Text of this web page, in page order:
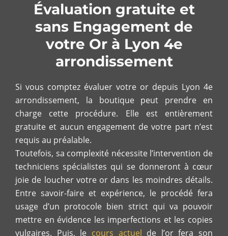
Évaluation gratuite et
sans Engagement de
votre Or à Lyon 4e
arrondissement
Si vous comptez évaluer votre or depuis Lyon 4e
arrondissement, la boutique peut prendre en
charge cette procédure. Elle est entièrement
gratuite et aucun engagement de votre part n’est
requis au préalable.
Toutefois, sa complexité nécessite l’intervention de
techniciens spécialistes qui se donneront à cœur
joie de loucher votre or dans les moindres détails.
Entre savoir-faire et expérience, le procédé fera
usage d’un protocole bien strict qui va pouvoir
mettre en évidence les imperfections et les copies
vulgaires. Puis, le cours actuel de l’or fera son